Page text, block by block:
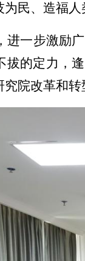
民、造福
进一步激励
拔的定力，
院改革和